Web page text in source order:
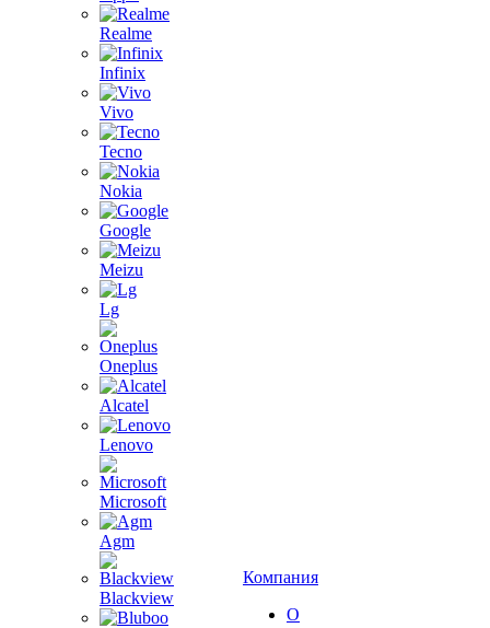
Realme
Infinix
Vivo
Tecno
Nokia
Google
Meizu
Lg
Oneplus
Alcatel
Lenovo
Microsoft
Agm
Blackview
Компания
О